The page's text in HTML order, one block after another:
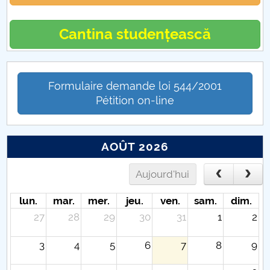
Cantina studențească
Formulaire demande loi 544/2001
Pétition on-line
AOÛT 2026
Aujourd'hui
lun. mar. mer. jeu. ven. sam.
dim.
27
28 29 30 31 1 2
3 4 5 6 7 8 9